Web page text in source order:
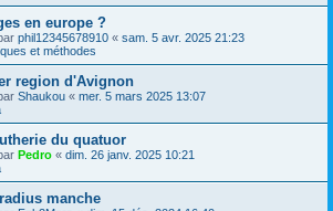
en europe ?
phil12345678910 « sam. 5 avr. 2025 21:23
et méthodes
region d'Avignon
Shaukou « mer. 5 mars 2025 13:07
du quatuor
Pedro « dim. 26 janv. 2025 10:21
manche